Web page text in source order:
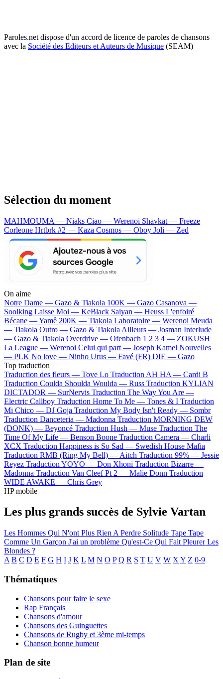
Paroles.net dispose d'un accord de licence de paroles de chansons
avec la Société des Editeurs et Auteurs de Musique (SEAM)
Sélection du moment
MAHMOUMA — Niaks Ciao — Werenoi Shavkat — Freeze
Corleone Hrtbrk #2 — Kaza Cosmos — Oboy Joli — Zed
On aime
Notre Dame — Gazo & Tiakola 100K — Gazo Casanova —
Soolking Laisse Moi — KeBlack Saiyan — Heuss L'enfoiré
Bécane —Yamê 200K — Tiakola Laboratoire — Werenoi Meuda
— Tiakola Outro — Gazo & Tiakola Ailleurs — Josman Interlude
— Gazo & Tiakola Overdrive — Ofenbach 1 2 3 4 — ZOKUSH
La League — Werenoi Celui qui part — Joseph Kamel Nouvelles
— PLK No love — Ninho Urus — Favé (FR) DIE — Gazo
Top traduction
Traduction des fleurs — Tove Lo Traduction AH HA — Cardi B
Traduction Coulda Shoulda Woulda — Russ Traduction KYLIAN
DICTADOR — SurNervis Traduction The Way You Are —
Electric Callboy Traduction Home To Me — Tones & I Traduction
Mi Chico — DJ Goja Traduction My Body Isn't Ready — Sombr
Traduction Danceteria — Madonna Traduction MORNING DEW
(DONK) — Beyoncé Traduction Hush — Muse Traduction The
Time Of My Life — Benson Boone Traduction Camera — Charli
XCX Traduction Happiness is So Sad — Swedish House Mafia
Traduction RMB (Ring My Bell) — Aitch Traduction 99% — Jessie
Reyez Traduction YOYO — Don Xhoni Traduction Bizarre —
Madonna Traduction Van Cleef Pt 2 — Malie Donn Traduction
WIDE AWAKE — Chris Grey
HP mobile
Les plus grands succès de Sylvie Vartan
Les Hommes Qui N'ont Plus Rien A Perdre Solitude Tape Tape
Comme Un Garçon J'ai un problème Qu'est-Ce Qui Fait Pleurer Les
Blondes ?
A B C D E F G H I J K L M N O P Q R S T U V W X Y Z 0-9
Thématiques
Chansons pour faire le sexe
Rap Français
Chansons d'amour
Chansons des Guinguettes
Chansons de Rugby et 3ème mi-temps
Chanson bonne humeur
Plan de site